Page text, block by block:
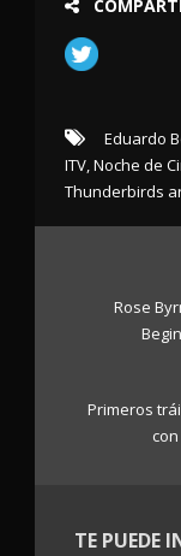
Eduardo
ITV,Noche de
Thunderbirds
Rose
Primeros
TE PUEDE